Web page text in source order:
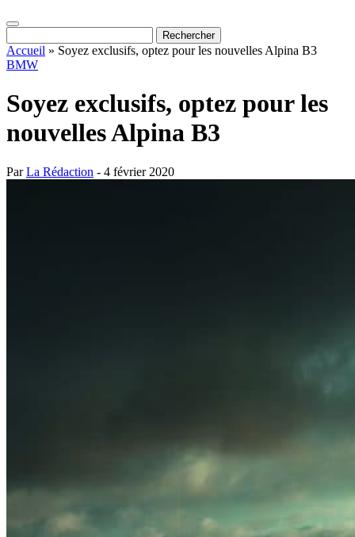
Accueil » Soyez exclusifs, optez pour les nouvelles Alpina B3
BMW
Soyez exclusifs, optez pour les
nouvelles Alpina B3
ParLa Rédaction - 4 février 2020